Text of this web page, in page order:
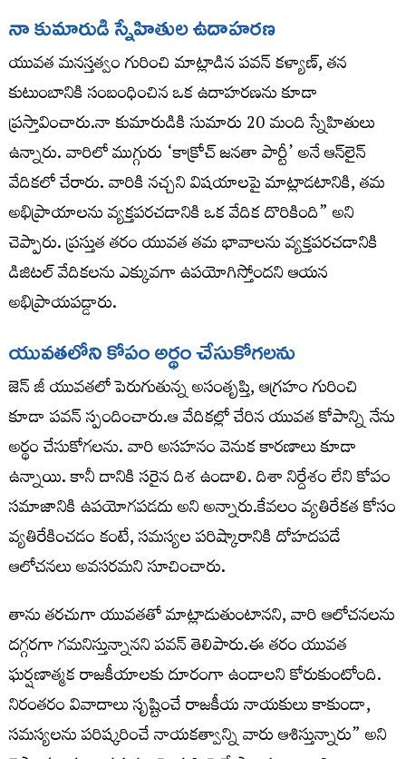
నా కుమారుడి స్నేహితుల ఉదాహరణ
యువత మనస్తత్వం గురించి మాట్లాడిన పవన్ కళ్యాణ్, తన
కుటుంబానికి సంబంధించిన ఒక ఉదాహరణను కూడా
ప్రస్తావించారు.నా కుమారుడికి సుమారు 20 మంది స్నేహితులు
ఉన్నారు. వారిలో ముగ్గురు ‘కాక్రోచ్ జనతా పార్టీ’ అనే ఆన్‌లైన్
వేదికలో చేరారు. వారికి నచ్చని విషయాలపై మాట్లాడటానికి, తమ
అభిప్రాయాలను వ్యక్తపరచడానికి ఒక వేదిక దొరికింది” అని
చెప్పారు. ప్రస్తుత తరం యువత తమ భావాలను వ్యక్తపరచడానికి
డిజిటల్ వేదికలను ఎక్కువగా ఉపయోగిస్తోందని ఆయన
అభిప్రాయపడ్డారు.
యువతలోని కోపం అర్థం చేసుకోగలను
జెన్ జీ యువతలో పెరుగుతున్న అసంతృప్తి, ఆగ్రహం గురించి
కూడా పవన్ స్పందించారు.ఆ వేదికల్లో చేరిన యువత కోపాన్ని నేను
అర్థం చేసుకోగలను. వారి అసహనం వెనుక కారణాలు కూడా
ఉన్నాయి. కానీ దానికి సరైన దిశ ఉండాలి. దిశా నిర్దేశం లేని కోపం
సమాజానికి ఉపయోగపడదు అని అన్నారు.కేవలం వ్యతిరేకత కోసం
వ్యతిరేకించడం కంటే, సమస్యల పరిష్కారానికి దోహదపడే
ఆలోచనలు అవసరమని సూచించారు.
తాను తరచుగా యువతతో మాట్లాడుతుంటానని, వారి ఆలోచనలను
దగ్గరగా గమనిస్తున్నానని పవన్ తెలిపారు.ఈ తరం యువత
ఘర్షణాత్మక రాజకీయాలకు దూరంగా ఉండాలని కోరుకుంటోంది.
నిరంతరం వివాదాలు సృష్టించే రాజకీయ నాయకులు కాకుండా,
సమస్యలను పరిష్కరించే నాయకత్వాన్ని వారు ఆశిస్తున్నారు” అని